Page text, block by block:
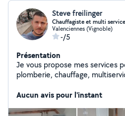
Steve freilinger
Chauffagiste et multi
Valenciennes (Vignoble)
-/5
Présentation
Je vous propose mes services
plomberie, chauffage, multiservices. N'hésitez
Aucun avis pour l'instant